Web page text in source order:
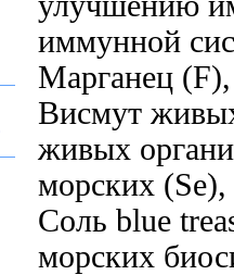
иммунной
Марганец
Висмут
живых
морских
Соль blue
морских